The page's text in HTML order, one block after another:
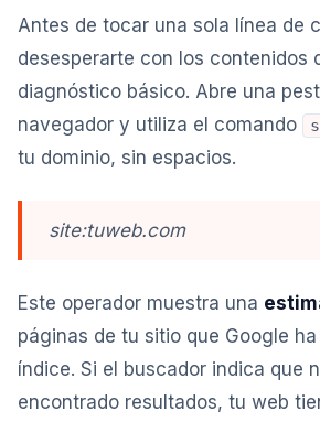
Antes de tocar una sola línea de
desesperarte con los contenidos
diagnóstico básico. Abre una
navegador y utiliza el comando
tu dominio, sin espacios.
site:tuweb.com
Este operador muestra una
páginas de tu sitio que Google
índice. Si el buscador indica que
encontrado resultados, tu web